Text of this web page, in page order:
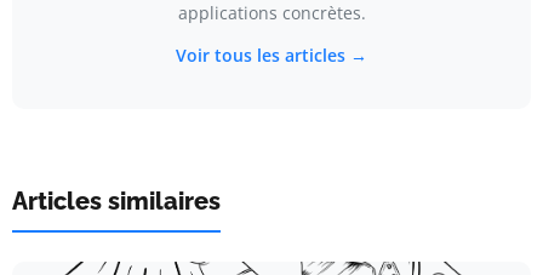
applications concrètes.
Voir tous les articles →
Articles similaires